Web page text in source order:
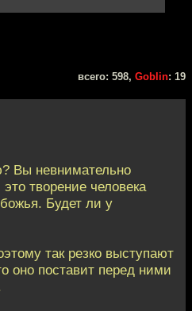
всего: 598, Goblin: 19
Вы невнимательно
творение человека
Будет ли у
так резко выступают
оно поставит перед ними